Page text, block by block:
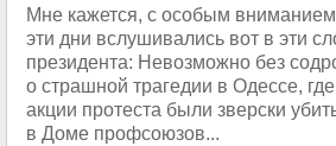
Мне кажется, с особым
эти дни вслушивались вот в эти
президента: Невозможно без
о страшной трагедии в Одессе,
акции протеста были зверски
в Доме профсоюзов...